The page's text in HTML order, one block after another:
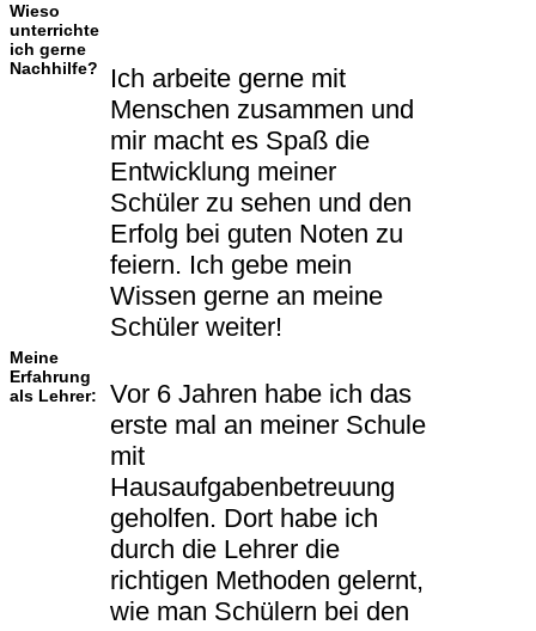
Wieso
unterrichte
ich gerne
Nachhilfe?
Ich arbeite gerne mit
Menschen zusammen und
mir macht es Spaß die
Entwicklung meiner
Schüler zu sehen und den
Erfolg bei guten Noten zu
feiern. Ich gebe mein
Wissen gerne an meine
Schüler weiter!
Meine
Erfahrung
als Lehrer:
Vor 6 Jahren habe ich das
erste mal an meiner Schule
mit
Hausaufgabenbetreuung
geholfen. Dort habe ich
durch die Lehrer die
richtigen Methoden gelernt,
wie man Schülern bei den